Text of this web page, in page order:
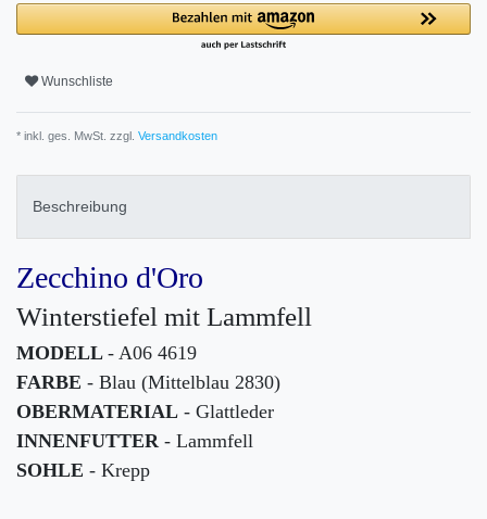
Wunschliste
* inkl. ges. MwSt. zzgl. Versandkosten
Beschreibung
Zecchino d'Oro
Winterstiefel mit Lammfell
MODELL - A06 4619
FARBE - Blau (Mittelblau 2830)
OBERMATERIAL - Glattleder
INNENFUTTER - Lammfell
SOHLE - Krepp